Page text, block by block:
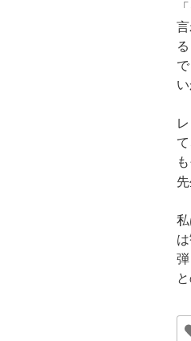
い
先